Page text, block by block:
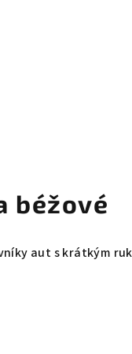
béžové
aut s krátkým